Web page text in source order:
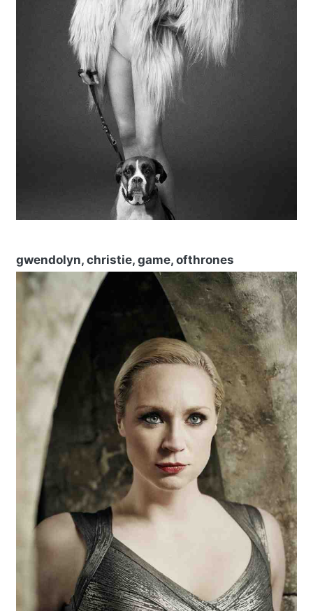
gwendolyn, christie, game, ofthrones